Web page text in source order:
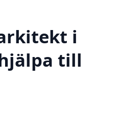
i
till